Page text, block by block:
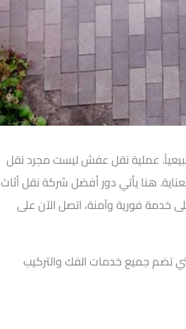
عملية نقل عفش ليست مجرد نقل
هنا يأتي دور أفضل شركة نقل أثاث
خدمة فورية وآمنة، اتصل الآن على
تضم جميع خدمات الفك والتركيب